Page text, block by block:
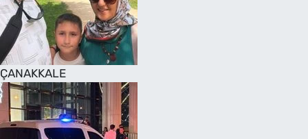
ÇANAKKALE
SAĞLIK
TV REHBERİ